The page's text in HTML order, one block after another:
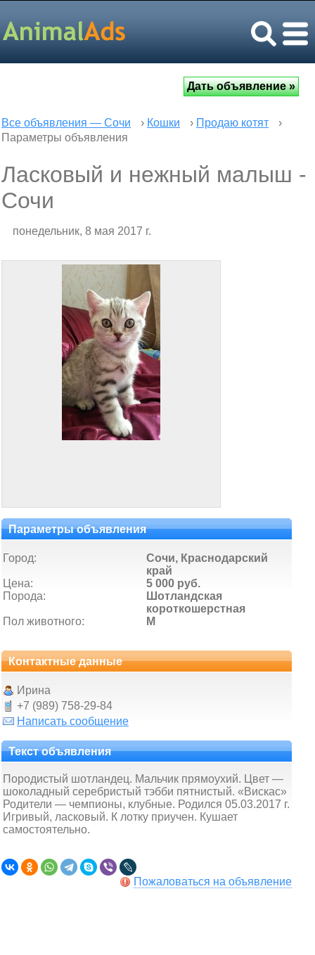
Все объявления — Сочи › Кошки › Продаю котят
›
Параметры объявления
Ласковый и нежный малыш -
Сочи
понедельник, 8 мая 2017 г.
Параметры объявления
Город:
Сочи, Краснодарский
край
Цена:
5 000 руб.
Порода:
Шотландская
короткошерстная
Пол животного:
М
Контактные данные
Ирина
+7 (989) 758-29-84
Написать сообщение
Текст объявления
Породистый шотландец. Мальчик прямоухий. Цвет —
шоколадный серебристый тэбби пятнистый. «Вискас»
Родители — чемпионы, клубные. Родился 05.03.2017 г.
Игривый, ласковый. К лотку приучен. Кушает
самостоятельно.
Пожаловаться на объявление